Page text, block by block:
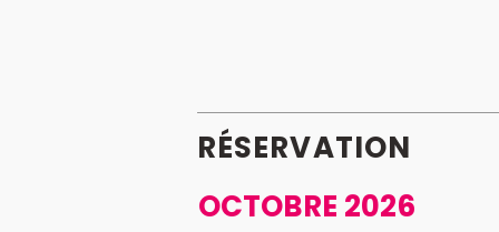
RÉSERVATION
OCTOBRE 2026